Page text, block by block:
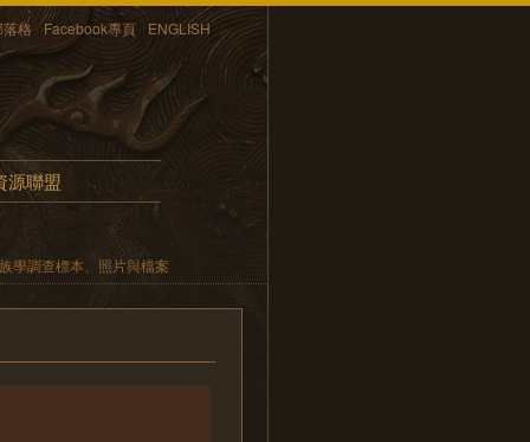
格 Facebook專頁 ENGLISH
源聯盟
學調查標本、照片與檔案